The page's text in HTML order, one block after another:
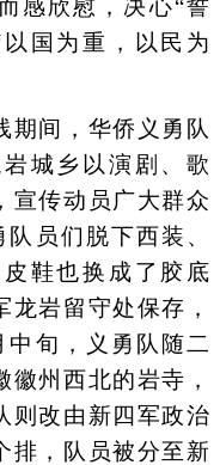
感欣慰，决心“誓
国为重，以民为
间，华侨义勇队
城乡以演剧、歌
宣传动员广大群众
员们脱下西装、
鞋也换成了胶底
岩留守处保存，
旬，义勇队随二
州西北的岩寺，
则改由新四军政治
排，队员被分至新